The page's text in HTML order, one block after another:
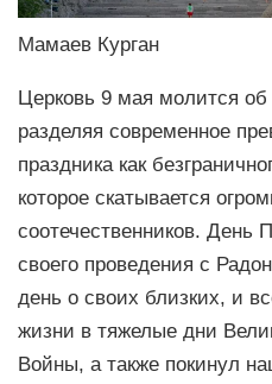
Мамаев Курган
Церковь 9 мая молится
разделяя современное
праздника как
которое скатывается
соотечественников. День
своего проведения с
день о своих близких, и
жизни в тяжелые дни
Войны, а также покинул